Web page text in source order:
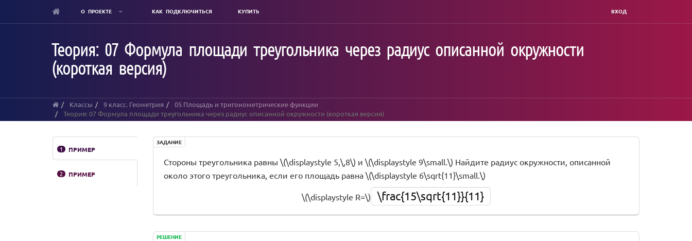
О ПРОЕКТЕ КАК ПОДКЛЮЧИТЬСЯ КУПИТЬ ВХОД
Теория: 07 Формула площади треугольника через радиус описанной окружности
(короткая версия)
Классы 9 класс. Геометрия
05 Площадь и тригонометрические функции
Теория: 07 Формула площади треугольника через радиус описанной окружности (короткая версия)
1 ПРИМЕР
2 ПРИМЕР
ЗАДАНИЕ
Стороны треугольника равны \(\displaystyle 5,\,8\) и \(\displaystyle 9\small.\) Найдите радиус окружности, описанной
около этого треугольника, если его площадь равна \(\displaystyle 6\sqrt{11}\small.\)
\(\displaystyle R=\) \frac{15\sqrt{11}}{11}
РЕШЕНИЕ